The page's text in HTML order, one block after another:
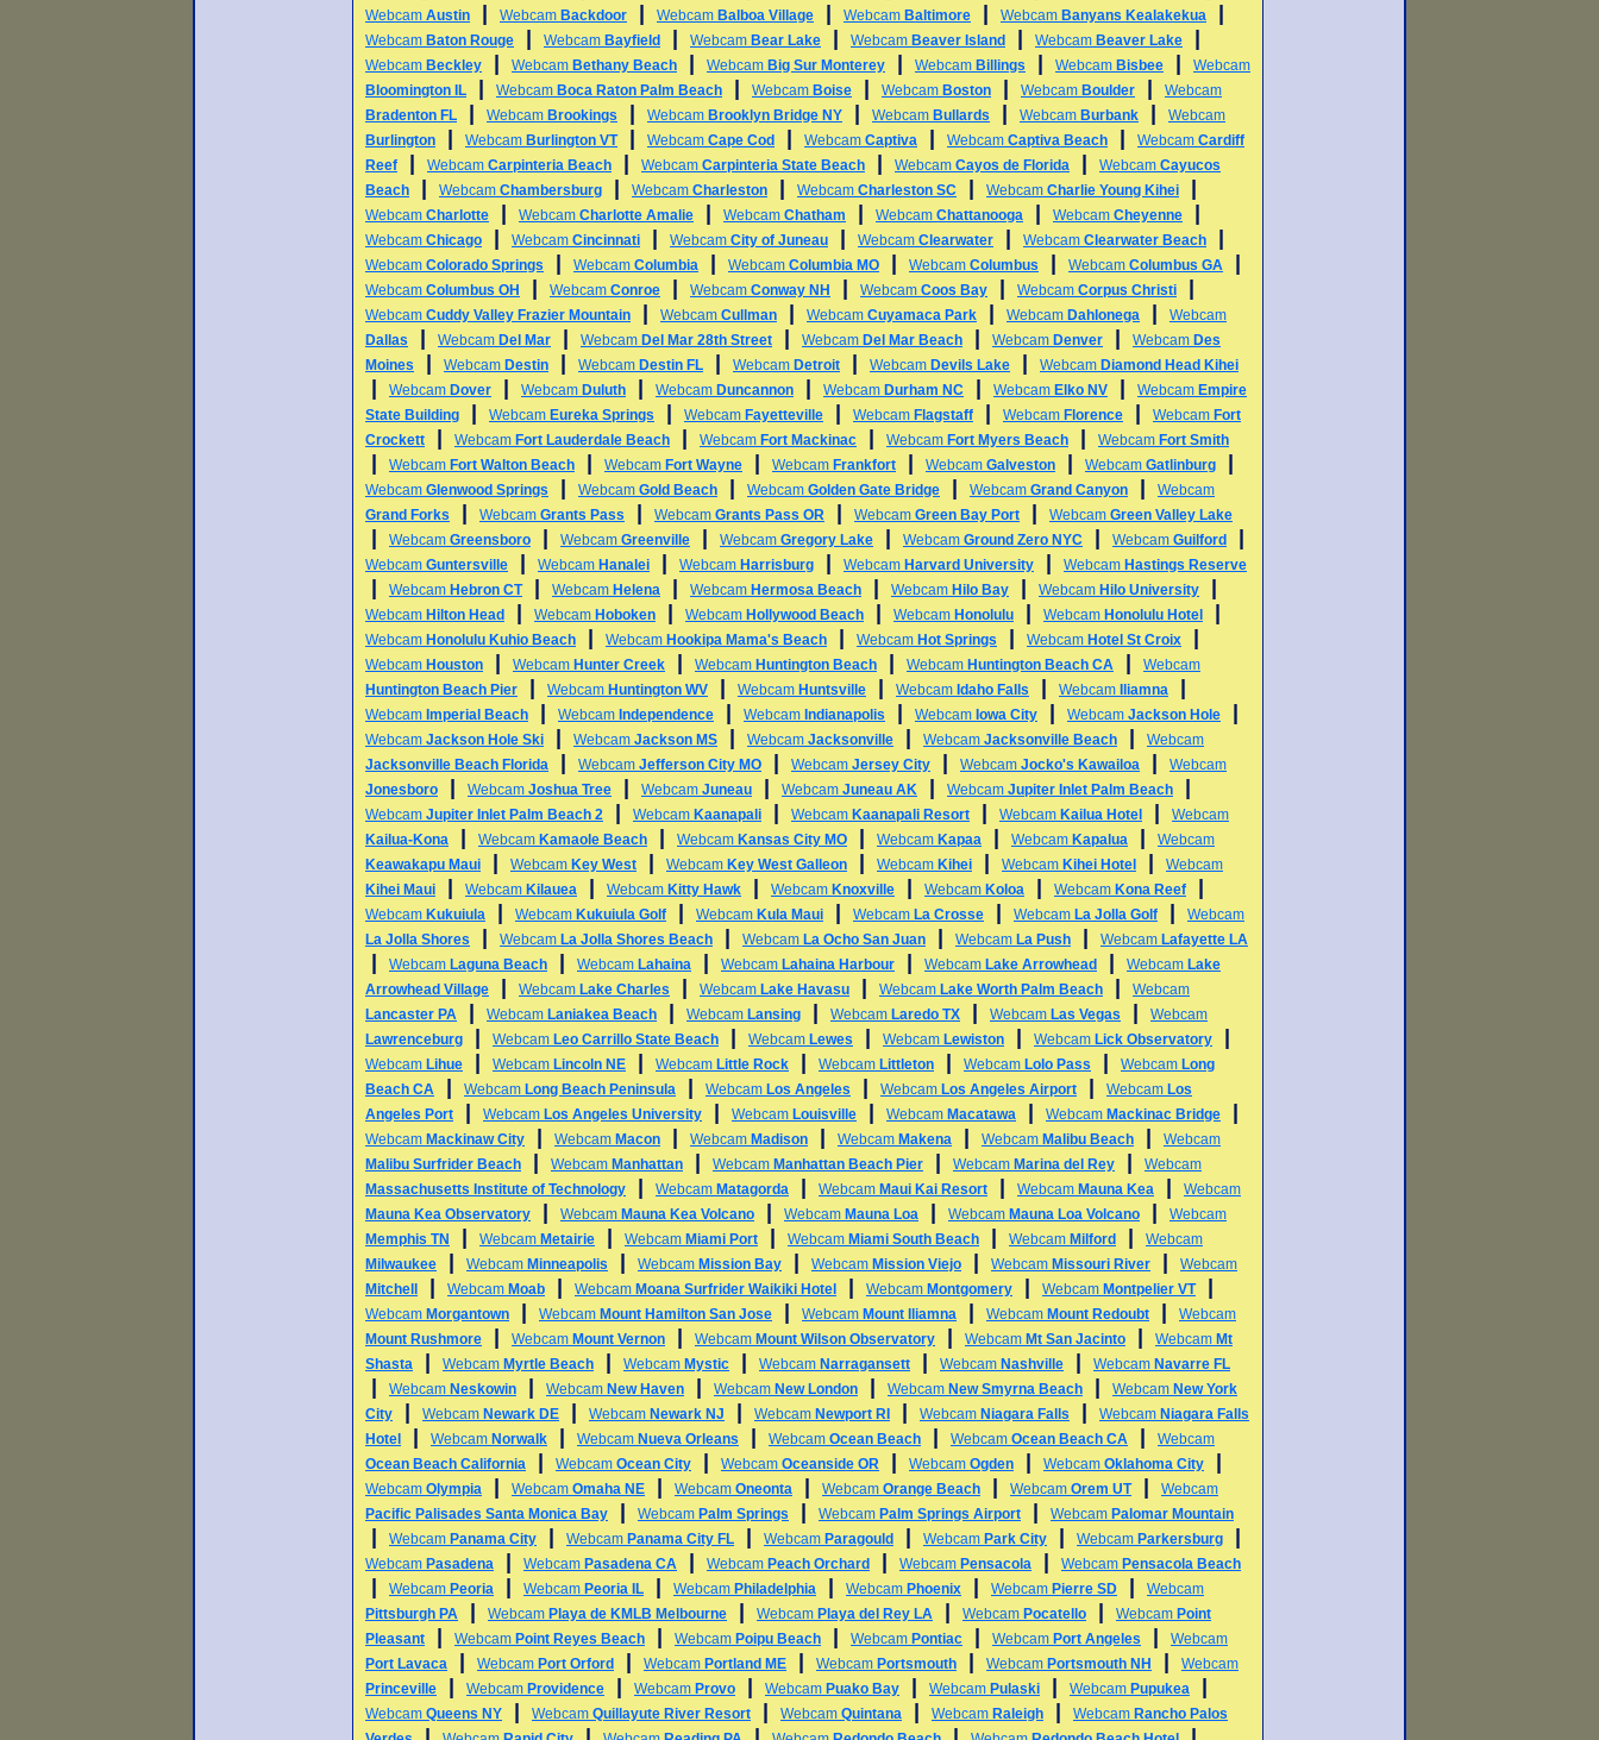
Webcam Austin Webcam Backdoor Webcam Balboa Village Webcam Baltimore Webcam Banyans Kealakekua
Webcam Baton Rouge Webcam Bayfield Webcam Bear Lake Webcam Beaver Island Webcam Beaver Lake
Webcam Beckley Webcam Bethany Beach Webcam Big Sur Monterey Webcam Billings Webcam Bisbee
Webcam
Bloomington IL
Webcam Boca Raton Palm Beach Webcam Boise Webcam Boston Webcam Boulder
Webcam
Bradenton FL
Webcam Brookings Webcam Brooklyn Bridge NY Webcam Bullards Webcam Burbank
Webcam
Burlington
Webcam Burlington VT Webcam Cape Cod Webcam Captiva Webcam Captiva Beach Webcam Cardiff
Reef
Webcam Carpinteria Beach Webcam Carpinteria State Beach Webcam Cayos de Florida Webcam Cayucos
Beach
Webcam Chambersburg Webcam Charleston Webcam Charleston SC Webcam Charlie Young Kihei
Webcam Charlotte Webcam Charlotte Amalie Webcam Chatham Webcam Chattanooga Webcam Cheyenne
Webcam Chicago Webcam Cincinnati Webcam City of Juneau Webcam Clearwater Webcam Clearwater Beach
Webcam Colorado Springs Webcam Columbia Webcam Columbia MO Webcam Columbus Webcam Columbus GA
Webcam Columbus OH Webcam Conroe Webcam Conway NH Webcam Coos Bay Webcam Corpus Christi
Webcam Cuddy Valley Frazier Mountain Webcam Cullman Webcam Cuyamaca Park Webcam Dahlonega
Webcam
Dallas
Webcam Del Mar Webcam Del Mar 28th Street Webcam Del Mar Beach Webcam Denver Webcam Des
Moines
Webcam Destin Webcam Destin FL Webcam Detroit Webcam Devils Lake Webcam Diamond Head Kihei
Webcam Dover Webcam Duluth Webcam Duncannon Webcam Durham NC Webcam Elko NV Webcam Empire
State Building
Webcam Eureka Springs Webcam Fayetteville Webcam Flagstaff Webcam Florence Webcam Fort
Crockett
Webcam Fort Lauderdale Beach Webcam Fort Mackinac Webcam Fort Myers Beach Webcam Fort Smith
Webcam Fort Walton Beach Webcam Fort Wayne Webcam Frankfort Webcam Galveston Webcam Gatlinburg
Webcam Glenwood Springs Webcam Gold Beach Webcam Golden Gate Bridge Webcam Grand Canyon
Webcam
Grand Forks
Webcam Grants Pass Webcam Grants Pass OR Webcam Green Bay Port Webcam Green Valley Lake
Webcam Greensboro Webcam Greenville Webcam Gregory Lake Webcam Ground Zero NYC Webcam Guilford
Webcam Guntersville Webcam Hanalei Webcam Harrisburg Webcam Harvard University Webcam Hastings Reserve
Webcam Hebron CT Webcam Helena Webcam Hermosa Beach Webcam Hilo Bay Webcam Hilo University
Webcam Hilton Head Webcam Hoboken Webcam Hollywood Beach Webcam Honolulu Webcam Honolulu Hotel
Webcam Honolulu Kuhio Beach Webcam Hookipa Mama's Beach Webcam Hot Springs Webcam Hotel St Croix
Webcam Houston Webcam Hunter Creek Webcam Huntington Beach Webcam Huntington Beach CA
Webcam
Huntington Beach Pier
Webcam Huntington WV Webcam Huntsville Webcam Idaho Falls Webcam Iliamna
Webcam Imperial Beach Webcam Independence Webcam Indianapolis Webcam Iowa City Webcam Jackson Hole
Webcam Jackson Hole Ski Webcam Jackson MS Webcam Jacksonville Webcam Jacksonville Beach
Webcam
Jacksonville Beach Florida
Webcam Jefferson City MO Webcam Jersey City Webcam Jocko's Kawailoa
Webcam
Jonesboro
Webcam Joshua Tree Webcam Juneau Webcam Juneau AK Webcam Jupiter Inlet Palm Beach
Webcam Jupiter Inlet Palm Beach 2 Webcam Kaanapali Webcam Kaanapali Resort Webcam Kailua Hotel
Webcam
Kailua-Kona
Webcam Kamaole Beach Webcam Kansas City MO Webcam Kapaa Webcam Kapalua
Webcam
Keawakapu Maui
Webcam Key West Webcam Key West Galleon Webcam Kihei Webcam Kihei Hotel
Webcam
Kihei Maui
Webcam Kilauea Webcam Kitty Hawk Webcam Knoxville Webcam Koloa Webcam Kona Reef
Webcam Kukuiula Webcam Kukuiula Golf Webcam Kula Maui Webcam La Crosse Webcam La Jolla Golf
Webcam
La Jolla Shores
Webcam La Jolla Shores Beach Webcam La Ocho San Juan Webcam La Push Webcam Lafayette LA
Webcam Laguna Beach Webcam Lahaina Webcam Lahaina Harbour Webcam Lake Arrowhead Webcam Lake
Arrowhead Village
Webcam Lake Charles Webcam Lake Havasu Webcam Lake Worth Palm Beach
Webcam
Lancaster PA
Webcam Laniakea Beach Webcam Lansing Webcam Laredo TX Webcam Las Vegas
Webcam
Lawrenceburg
Webcam Leo Carrillo State Beach Webcam Lewes Webcam Lewiston Webcam Lick Observatory
Webcam Lihue Webcam Lincoln NE Webcam Little Rock Webcam Littleton Webcam Lolo Pass Webcam Long
Beach CA
Webcam Long Beach Peninsula Webcam Los Angeles Webcam Los Angeles Airport Webcam Los
Angeles Port
Webcam Los Angeles University Webcam Louisville Webcam Macatawa Webcam Mackinac Bridge
Webcam Mackinaw City Webcam Macon Webcam Madison Webcam Makena Webcam Malibu Beach
Webcam
Malibu Surfrider Beach
Webcam Manhattan Webcam Manhattan Beach Pier Webcam Marina del Rey
Webcam
Massachusetts Institute of Technology
Webcam Matagorda Webcam Maui Kai Resort Webcam Mauna Kea
Webcam
Mauna Kea Observatory
Webcam Mauna Kea Volcano Webcam Mauna Loa Webcam Mauna Loa Volcano
Webcam
Memphis TN
Webcam Metairie Webcam Miami Port Webcam Miami South Beach Webcam Milford
Webcam
Milwaukee
Webcam Minneapolis Webcam Mission Bay Webcam Mission Viejo Webcam Missouri River
Webcam
Mitchell
Webcam Moab Webcam Moana Surfrider Waikiki Hotel Webcam Montgomery Webcam Montpelier VT
Webcam Morgantown Webcam Mount Hamilton San Jose Webcam Mount Iliamna Webcam Mount Redoubt
Webcam
Mount Rushmore
Webcam Mount Vernon Webcam Mount Wilson Observatory Webcam Mt San Jacinto Webcam Mt
Shasta
Webcam Myrtle Beach Webcam Mystic Webcam Narragansett Webcam Nashville Webcam Navarre FL
Webcam Neskowin Webcam New Haven Webcam New London Webcam New Smyrna Beach Webcam New York
City
Webcam Newark DE Webcam Newark NJ Webcam Newport RI Webcam Niagara Falls Webcam Niagara Falls
Hotel
Webcam Norwalk Webcam Nueva Orleans Webcam Ocean Beach Webcam Ocean Beach CA
Webcam
Ocean Beach California
Webcam Ocean City Webcam Oceanside OR Webcam Ogden Webcam Oklahoma City
Webcam Olympia Webcam Omaha NE Webcam Oneonta Webcam Orange Beach Webcam Orem UT
Webcam
Pacific Palisades Santa Monica Bay
Webcam Palm Springs Webcam Palm Springs Airport Webcam Palomar Mountain
Webcam Panama City Webcam Panama City FL Webcam Paragould Webcam Park City Webcam Parkersburg
Webcam Pasadena Webcam Pasadena CA Webcam Peach Orchard Webcam Pensacola Webcam Pensacola Beach
Webcam Peoria Webcam Peoria IL Webcam Philadelphia Webcam Phoenix Webcam Pierre SD
Webcam
Pittsburgh PA
Webcam Playa de KMLB Melbourne Webcam Playa del Rey LA Webcam Pocatello Webcam Point
Pleasant
Webcam Point Reyes Beach Webcam Poipu Beach Webcam Pontiac Webcam Port Angeles
Webcam
Port Lavaca
Webcam Port Orford Webcam Portland ME Webcam Portsmouth Webcam Portsmouth NH
Webcam
Princeville
Webcam Providence Webcam Provo Webcam Puako Bay Webcam Pulaski Webcam Pupukea
Webcam Queens NY Webcam Quillayute River Resort Webcam Quintana Webcam Raleigh Webcam Rancho Palos